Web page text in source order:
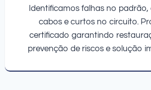
Identificamos falhas no padrão,
cabos e curtos no circuito.
certificado garantindo
prevenção de riscos e solução